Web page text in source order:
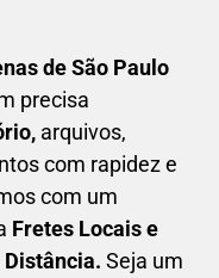
de São Paulo
precisa
arquivos,
com rapidez e
com um
Fretes Locais e
Distância. Seja um